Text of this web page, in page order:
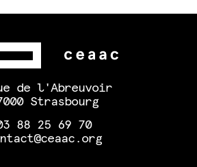
de l'Abreuvoir
Strasbourg
88 25 69 70